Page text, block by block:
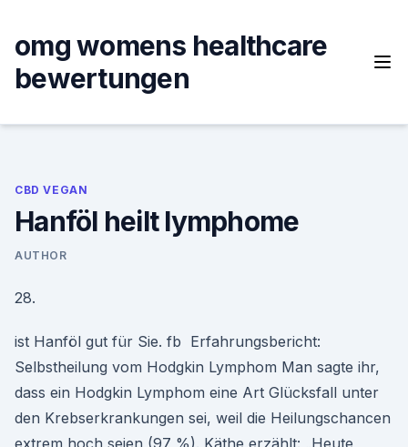
content
omg womens healthcare
bewertungen
CBD VEGAN
Hanföl heilt lymphome
AUTHOR
28.
ist Hanföl gut für Sie. fb Erfahrungsbericht:
Selbstheilung vom Hodgkin Lymphom Man sagte ihr,
dass ein Hodgkin Lymphom eine Art Glücksfall unter
den Krebserkrankungen sei, weil die Heilungschancen
extrem hoch seien (97 %). Käthe erzählt: „Heute